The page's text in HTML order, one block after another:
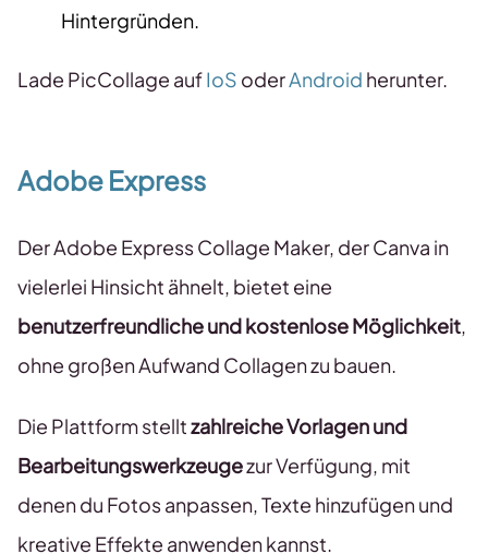
Hintergründen.
Lade PicCollage aufIoS oderAndroid herunter.
Adobe Express
Der Adobe Express Collage Maker, der Canva in
vielerlei Hinsicht ähnelt, bietet eine
benutzerfreundliche und kostenlose Möglichkeit
ohne großen Aufwand Collagen zu bauen.
Die Plattform stelltzahlreiche Vorlagen und
Bearbeitungswerkzeugezur Verfügung, mit
denen du Fotos anpassen, Texte hinzufügen und
kreative Effekte anwenden kannst.